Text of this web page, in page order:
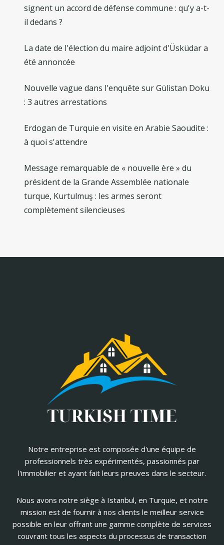
signent un accord de défense commune : qu'y a-t-
il dedans ?
La date de l'élection du maire adjoint d'Üsküdar a
été annoncée
Nouvelle vague dans l'enquête sur Gülistan Doku
: 3 autres arrestations
Erdogan de Turquie en visite en Arabie Saoudite :
à quoi s'attendre
Message remarquable de « nouvelle ère » du
président de la Grande Assemblée nationale
turque, Kurtulmuş : les armes seront
complètement silencieuses
Notre entreprise est composée d'une équipe de
professionnels très expérimentés, passionnés par
l'immobilier et ayant fait leurs preuves dans le secteur.
Nous avons notre siège à Istanbul, en Turquie, et notre
mission est de fournir à nos clients le meilleur service
possible en leur offrant une gamme complète de services
couvrant tous les aspects du processus de transaction